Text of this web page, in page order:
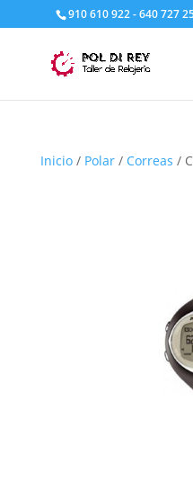
910 610 922 - 640 727
Inicio/ Polar/ Correas /